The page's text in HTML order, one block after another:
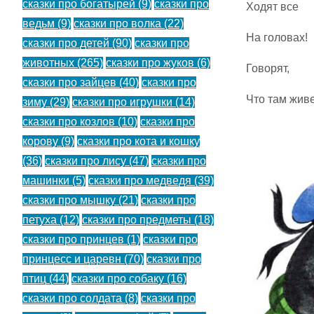
Ходят все
На головах!
Говорят,
Что там
сказки про богатырей (9) сказки про
ведьм (9) сказки про волка (22)
сказки про детей (90) сказки про
животных (265) сказки про жуков (6)
сказки про зайцев (40) сказки про
зиму (29) сказки про игрушки (14)
сказки про козлов (10) сказки про
корову (9) сказки про кота и кошку
(36) сказки про лису (47) сказки про
машинки (5) сказки про медведя (39)
сказки про мышку (21) сказки про
петуха (12) сказки про предметы (18)
сказки про принцев (1) сказки про
принцесс и царевн (70) сказки про
птиц (44) сказки про собаку (16)
сказки про солдата (8) сказки про